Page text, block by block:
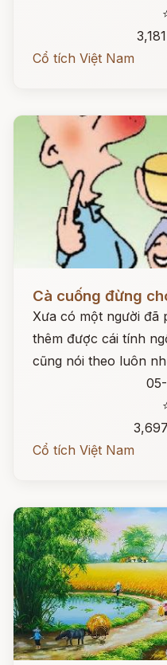
Cổ tích Việt Nam
Cà cuống đừng
Xưa có một người đã
thêm được cái tính
cũng nói theo luôn
Cổ tích Việt Nam